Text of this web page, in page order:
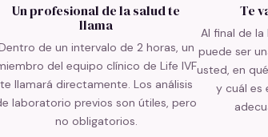
Un profesional de la salud te
llama
de un intervalo de 2 horas, un
del equipo clínico de Life IVF
te llamará directamente. Los análisis
laboratorio previos son útiles, pero
no obligatorios.
Te
Al final de la
puede ser
usted, en
y cuál es